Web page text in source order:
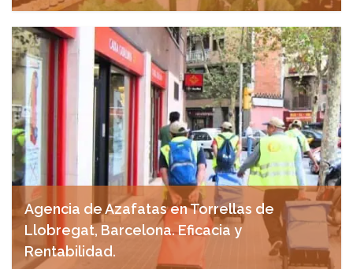
noviembre 18, 2024
Agencia de Azafatas en Torrellas de
Llobregat, Barcelona. Eficacia y
Rentabilidad.